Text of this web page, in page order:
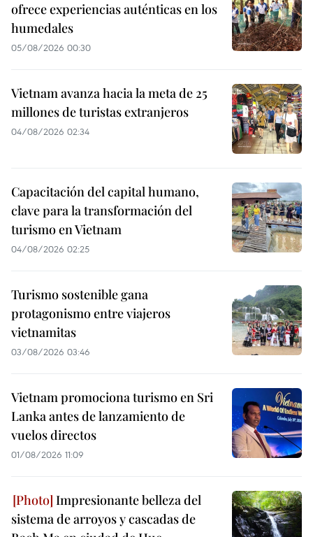
ofrece experiencias auténticas en los
humedales
05/08/2026 00:30
Vietnam avanza hacia la meta de 25
millones de turistas extranjeros
04/08/2026 02:34
Capacitación del capital humano,
clave para la transformación del
turismo en Vietnam
04/08/2026 02:25
Turismo sostenible gana
protagonismo entre viajeros
vietnamitas
03/08/2026 03:46
Vietnam promociona turismo en Sri
Lanka antes de lanzamiento de
vuelos directos
01/08/2026 11:09
Impresionante belleza del
sistema de arroyos y cascadas de